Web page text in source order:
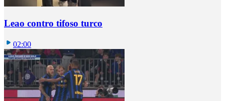
Leao contro tifoso turco
02:00